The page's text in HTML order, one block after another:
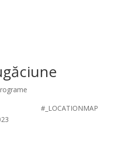
#_LOCATIONMAP